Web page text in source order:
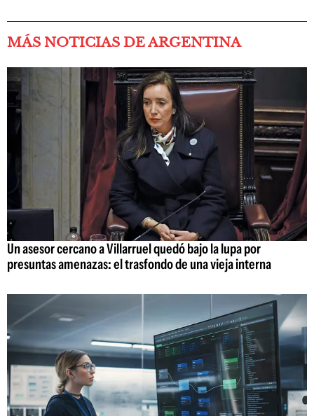
MÁS NOTICIAS DE ARGENTINA
Un asesor cercano a Villarruel quedó bajo la lupa por
presuntas amenazas: el trasfondo de una vieja interna